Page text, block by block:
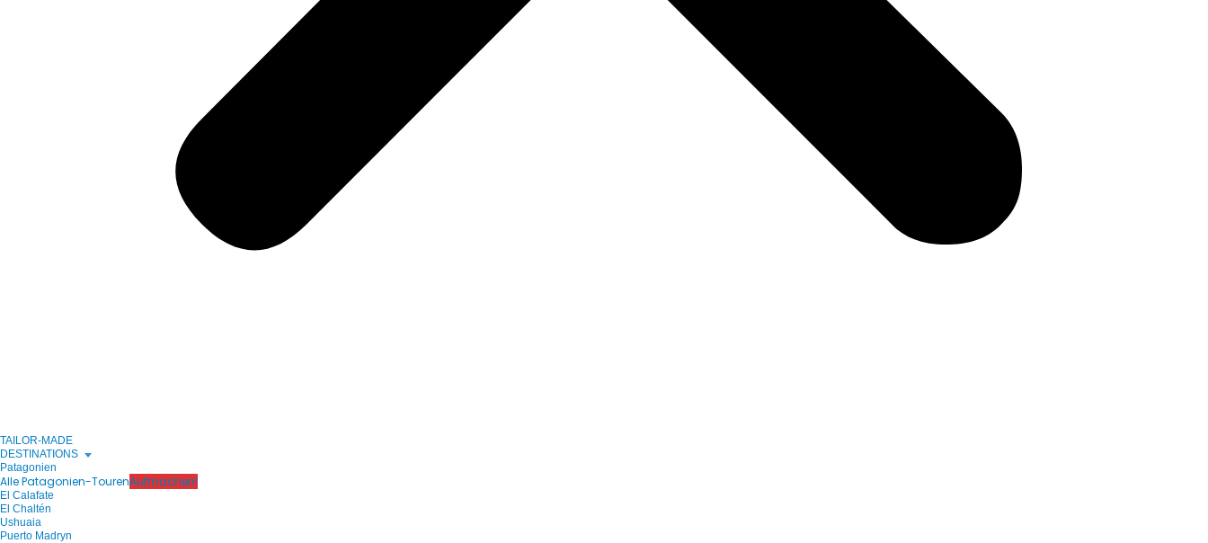
TAILOR-MADE
DESTINATIONS
Patagonien
Alle Patagonien-TourenAufmachen!
El Calafate
El Chaltén
Ushuaia
Puerto Madryn